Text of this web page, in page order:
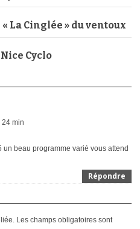
La Cinglée » du ventoux
Cyclo
24 min
beau programme varié vous attend
Répondre
Les champs obligatoires sont